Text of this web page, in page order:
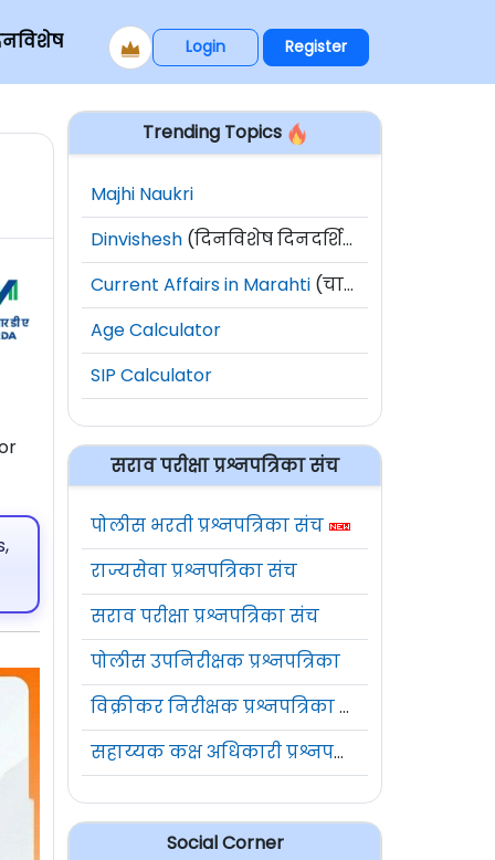
Login Register
Trending Topics
Majhi Naukri
Dinvishesh (दिनविशेष दिनदर्शिका)
Current Affairs in Marahti (चालू घडामोडी)
Age Calculator
SIP Calculator
सराव परीक्षा प्रश्नपत्रिका संच
पोलीस भरती प्रश्नपत्रिका संच
राज्यसेवा प्रश्नपत्रिका संच
सराव परीक्षा प्रश्नपत्रिका संच
पोलीस उपनिरीक्षक प्रश्नपत्रिका
विक्रीकर निरीक्षक प्रश्नपत्रिका संच
सहाय्यक कक्ष अधिकारी प्रश्नपत्रिका संच
Social Corner